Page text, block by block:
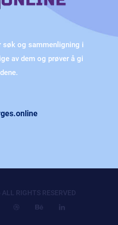
søk og sammenligning i
av dem og prøver å gi
RIGHTS RESERVED